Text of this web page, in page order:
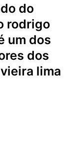
rodrigo
um dos
dos
lima